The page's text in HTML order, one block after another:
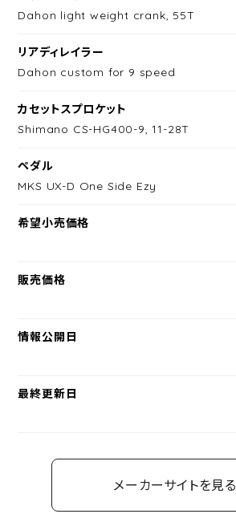
Dahon light weight crank, 55T
リアディレイラー
Dahon custom for 9 speed
カセットスプロケット
Shimano CS-HG400-9, 11-28T
ペダル
MKS UX-D One Side Ezy
希望小売価格
販売価格
情報公開日
最終更新日
メーカーサイトを見る